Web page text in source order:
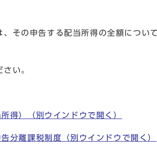
その申告する配当所得の全額につい
い。
得） （別ウインドウで開く）
分離課税制度 （別ウインドウで開く）